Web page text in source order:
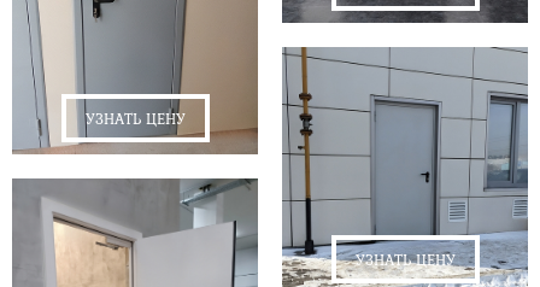
УЗНАТЬ ЦЕНУ
УЗНАТЬ ЦЕНУ